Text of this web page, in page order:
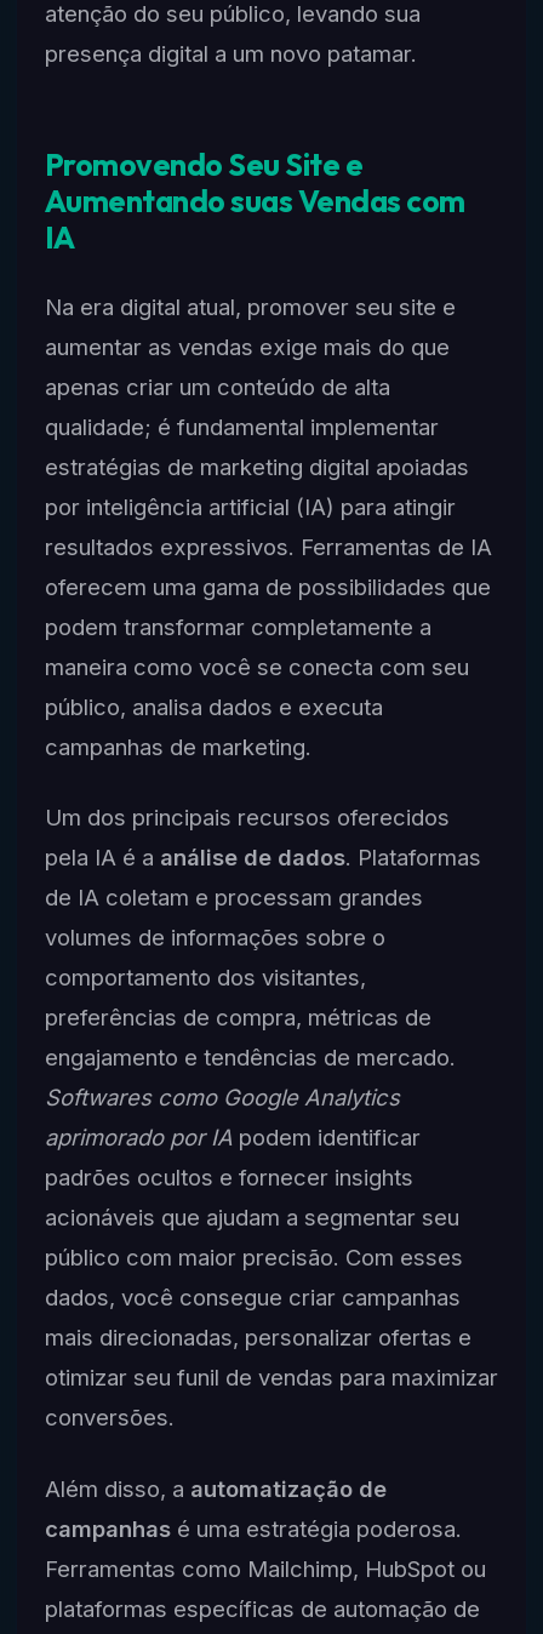
atenção do seu público, levando sua
presença digital a um novo patamar.
Promovendo Seu Site e
Aumentando suas Vendas com
IA
Na era digital atual, promover seu site e
aumentar as vendas exige mais do que
apenas criar um conteúdo de alta
qualidade; é fundamental implementar
estratégias de marketing digital apoiadas
por inteligência artificial (IA) para atingir
resultados expressivos. Ferramentas de IA
oferecem uma gama de possibilidades que
podem transformar completamente a
maneira como você se conecta com seu
público, analisa dados e executa
campanhas de marketing.
Um dos principais recursos oferecidos
pela IA é a análise de dados. Plataformas
de IA coletam e processam grandes
volumes de informações sobre o
comportamento dos visitantes,
preferências de compra, métricas de
engajamento e tendências de mercado.
Softwares como Google Analytics
aprimorado por IA podem identificar
padrões ocultos e fornecer insights
acionáveis que ajudam a segmentar seu
público com maior precisão. Com esses
dados, você consegue criar campanhas
mais direcionadas, personalizar ofertas e
otimizar seu funil de vendas para maximizar
conversões.
Além disso, a automatização de
campanhasé uma estratégia poderosa.
Ferramentas como Mailchimp, HubSpot ou
plataformas específicas de automação de